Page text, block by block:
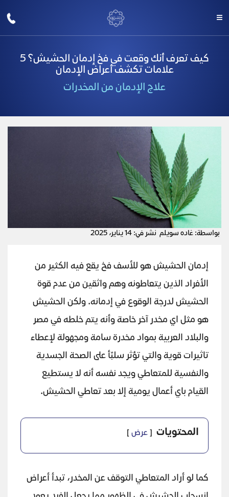
كيف تعرف أنك وقعت في فخ إدمان الحشيش؟ 5
علامات تكشف أعراض الإدمان
علاج الإدمان من المخدرات
بواسطة: غاده سويلم نشر في: 14 يناير، 2025
إدمان الحشيش هو للأسف فخ يقع فيه الكثير من
الأفراد الذين يتعاطونه وهم واثقين من عدم قوة
الحشيش لدرجة الوقوع في إدمانه. ولكن الحشيش
هو مثل اي مخدر آخر خاصة وأنه يتم خلطه في مصر
والبلاد العربية بمواد مخدرة سامة ومجهولة لإعطاء
تاثيرات قوية والتي تؤثر سلبًأ على الصحة الجسدية
والنفسية للمتعاطي ويجد نفسه أنه لا يستطيع
القيام باي أعمال يومية إلا بعد تعاطي الحشيش.
المحتويات عرض
كما لو أراد المتعاطي التوقف عن المخدر، تبدأ أعراض